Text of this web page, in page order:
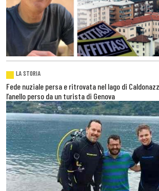
LA STORIA
Fede nuziale persa e ritrovata nel lago di
l’anello perso da un turista di Genova